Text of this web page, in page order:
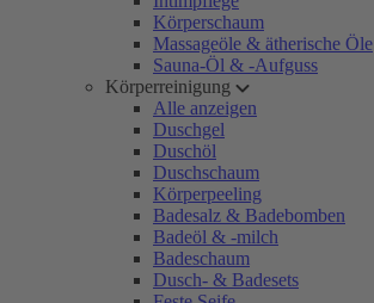
Körperschaum
Massageöle & ätherische Öle
Sauna-Öl & -Aufguss
Körperreinigung
Alle anzeigen
Duschgel
Duschöl
Duschschaum
Körperpeeling
Badesalz & Badebomben
Badeöl & -milch
Badeschaum
Dusch- & Badesets